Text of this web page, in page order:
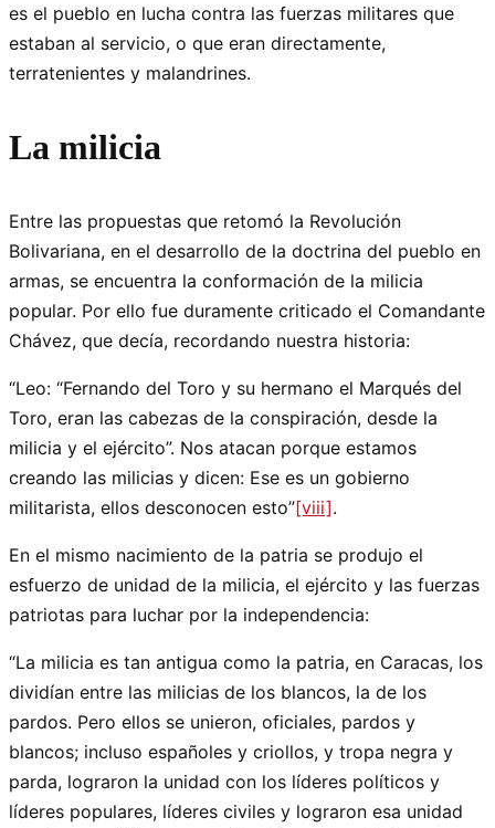
es el pueblo en lucha contra las fuerzas militares que
estaban al servicio, o que eran directamente,
terratenientes y malandrines.
La milicia
Entre las propuestas que retomó la Revolución
Bolivariana, en el desarrollo de la doctrina del pueblo en
armas, se encuentra la conformación de la milicia
popular. Por ello fue duramente criticado el Comandante
Chávez, que decía, recordando nuestra historia:
“Leo: “Fernando del Toro y su hermano el Marqués del
Toro, eran las cabezas de la conspiración, desde la
milicia y el ejército”. Nos atacan porque estamos
creando las milicias y dicen: Ese es un gobierno
militarista, ellos desconocen esto”[viii].
En el mismo nacimiento de la patria se produjo el
esfuerzo de unidad de la milicia, el ejército y las fuerzas
patriotas para luchar por la independencia:
“La milicia es tan antigua como la patria, en Caracas, los
dividían entre las milicias de los blancos, la de los
pardos. Pero ellos se unieron, oficiales, pardos y
blancos; incluso españoles y criollos, y tropa negra y
parda, lograron la unidad con los líderes políticos y
líderes populares, líderes civiles y lograron esa unidad